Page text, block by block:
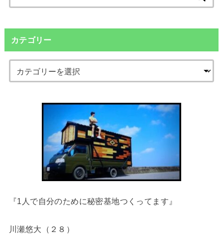
索:
カテゴリー
『1人で自分のために秘密基地つくってます』
川瀬悠大（２８）